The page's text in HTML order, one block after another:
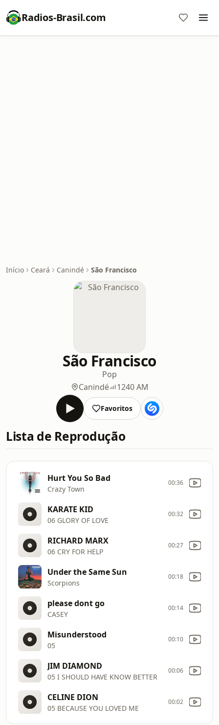
Radios-Brasil.com
Início Ceará Canindé São Francisco
São Francisco
Pop
Canindé
1240 AM
Favoritos
Lista de Reprodução
Hurt You So Bad
Crazy Town
00:36
KARATE KID
06 GLORY OF LOVE
00:32
RICHARD MARX
06 CRY FOR HELP
00:27
Under the Same Sun
Scorpions
00:18
please dont go
CASEY
00:14
Misunderstood
05
00:10
JIM DIAMOND
05 I SHOULD HAVE KNOW BETTER
00:06
CELINE DION
05 BECAUSE YOU LOVED ME
00:02